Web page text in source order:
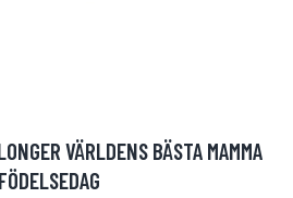
VÄRLDENS BÄSTA MAMMA
FÖDELSEDAG